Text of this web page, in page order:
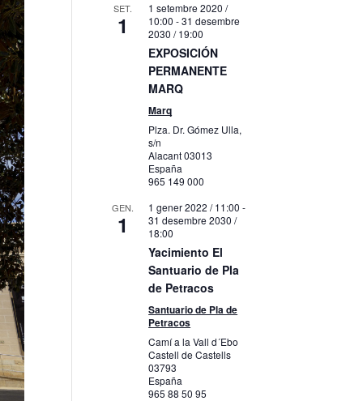
SET.
1
1 setembre 2020 /
10:00 -31 desembre
2030 / 19:00
EXPOSICIÓN
PERMANENTE
MARQ
Marq
Plza. Dr. Gómez Ulla,
s/n
Alacant03013
España
965 149 000
GEN.
1
1 gener 2022 / 11:00 -
31 desembre 2030 /
18:00
Yacimiento El
Santuario de Pla
de Petracos
Santuario de Pla de
Petracos
Camí a la Vall d´Ebo
Castell de Castells
03793
España
965 88 50 95